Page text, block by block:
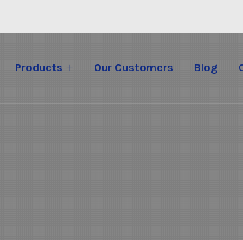
Products Our Customers Blog